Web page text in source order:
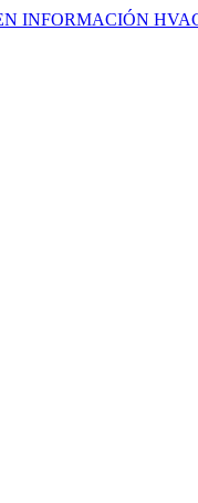
INFORMACIÓN